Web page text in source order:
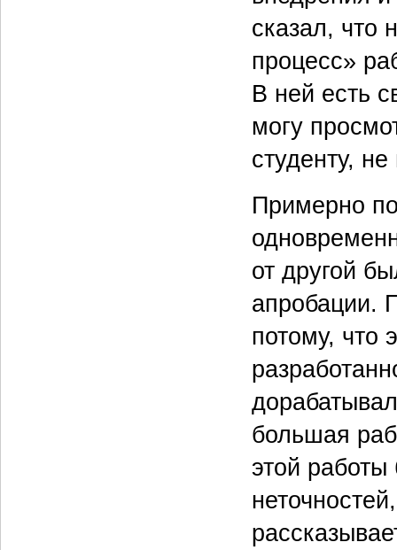
сказал, что
процесс»
В ней есть
могу
студенту,
Примерно
от другой
апробации.
потому, что
большая
этой